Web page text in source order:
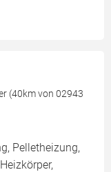
(40km von 02943
Pelletheizung,